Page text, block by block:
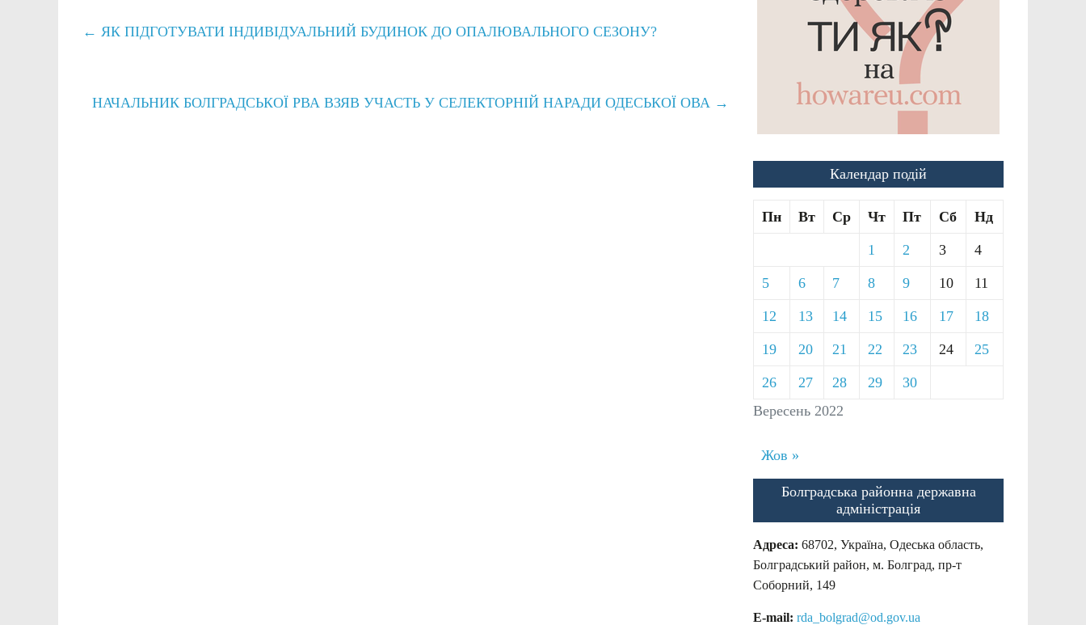
← ЯК ПІДГОТУВАТИ ІНДИВІДУАЛЬНИЙ БУДИНОК ДО ОПАЛЮВАЛЬНОГО СЕЗОНУ?
НАЧАЛЬНИК БОЛГРАДСЬКОЇ РВА ВЗЯВ УЧАСТЬ У СЕЛЕКТОРНІЙ НАРАДИ ОДЕСЬКОЇ ОВА →
Календар подій
Вересень 2022
Пн Вт Ср Чт Пт Сб Нд
1 2 3 4
5 6 7 8 9 10 11
12 13 14 15 16 17 18
19 20 21 22 23 24 25
26 27 28 29 30
Жов »
Болградська районна державна
адміністрація
Адреса: 68702, Україна, Одеська область,
Болградський район, м. Болград, пр-т
Соборний, 149
E-mail: rda_bolgrad@od.gov.ua